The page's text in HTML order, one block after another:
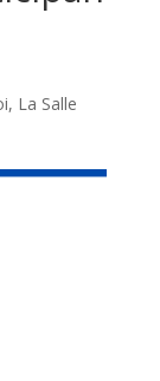
, La Salle